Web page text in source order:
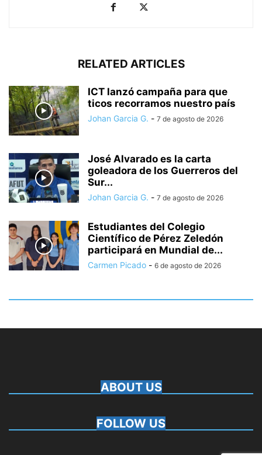
RELATED ARTICLES
ICT lanzó campaña para que
ticos recorramos nuestro país
Johan Garcia G. - 7 de agosto de 2026
José Alvarado es la carta
goleadora de los Guerreros del
Sur...
Johan Garcia G. - 7 de agosto de 2026
Estudiantes del Colegio
Científico de Pérez Zeledón
participará en Mundial de...
Carmen Picado - 6 de agosto de 2026
ABOUT US
FOLLOW US